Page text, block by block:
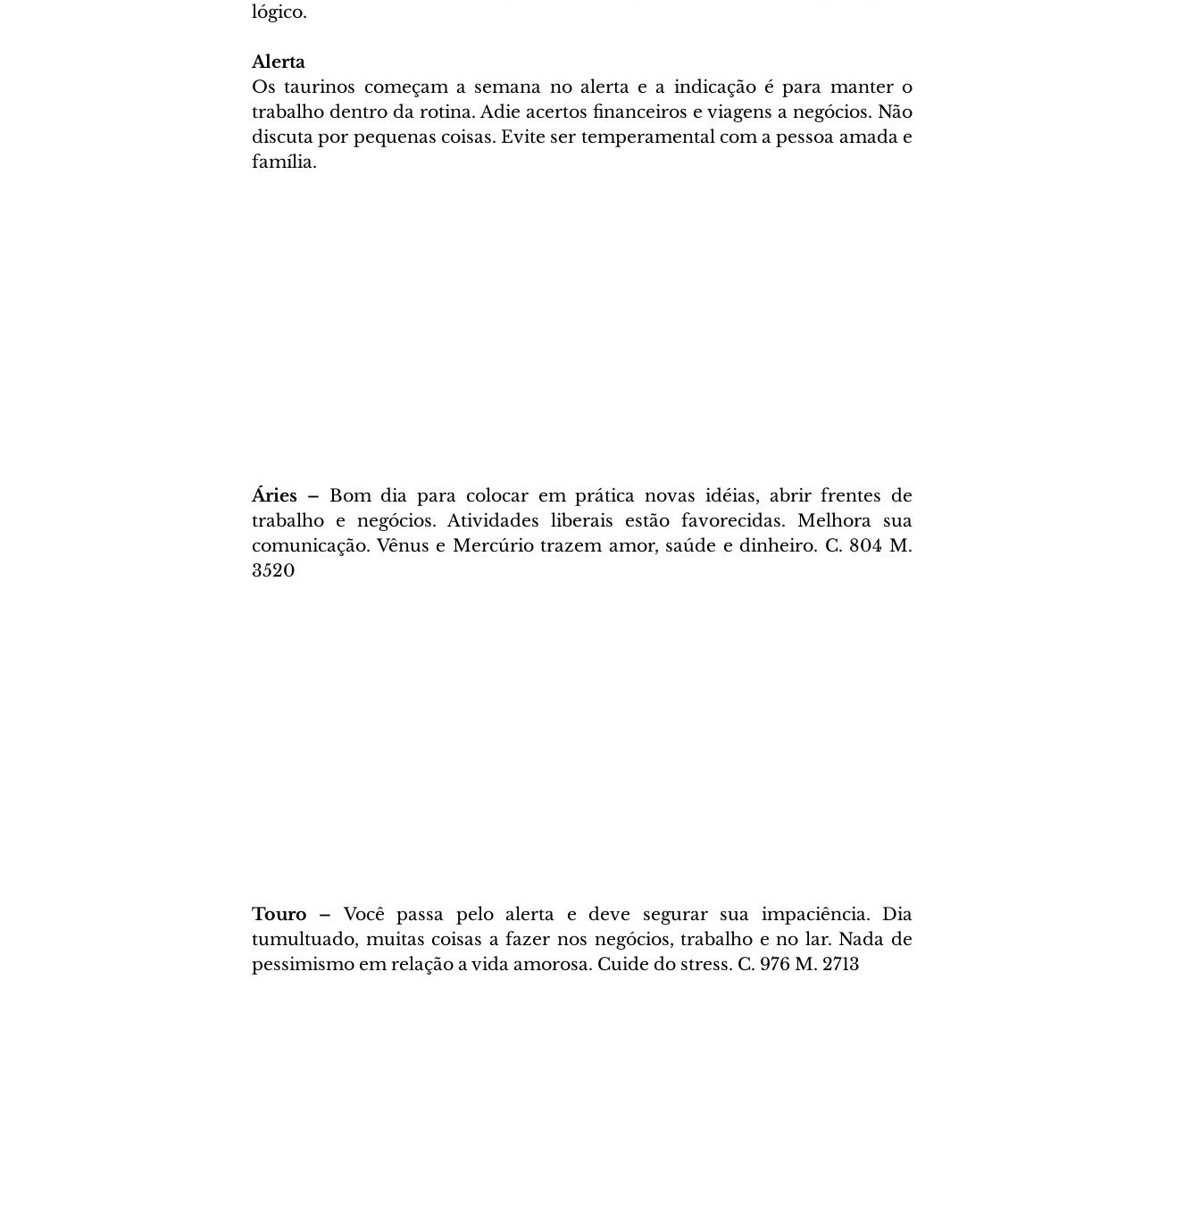
lógico.
Alerta
Os taurinos começam a semana no alerta e a indicação é para manter o
trabalho dentro da rotina. Adie acertos financeiros e viagens a negócios. Não
discuta por pequenas coisas. Evite ser temperamental com a pessoa amada e
família.
Áries – Bom dia para colocar em prática novas idéias, abrir frentes de
trabalho e negócios. Atividades liberais estão favorecidas. Melhora sua
comunicação. Vênus e Mercúrio trazem amor, saúde e dinheiro. C. 804 M.
3520
Touro – Você passa pelo alerta e deve segurar sua impaciência. Dia
tumultuado, muitas coisas a fazer nos negócios, trabalho e no lar. Nada de
pessimismo em relação a vida amorosa. Cuide do stress. C. 976 M. 2713